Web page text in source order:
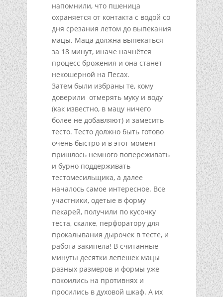
напомнили, что пшеница
охраняется от контакта с водой со
дня срезания летом до выпекания
мацы. Маца должна выпекаться
за 18 минут, иначе начнётся
процесс брожения и она станет
некошерной на Песах.
Затем были избраны те, кому
доверили отмерять муку и воду
(как известно, в мацу ничего
более не добавляют) и замесить
тесто. Тесто должно быть готово
очень быстро и в этот момент
пришлось немного попереживать
и бурно поддерживать
тестомесильщика, а далее
началось самое интересное. Все
участники, одетые в форму
пекарей, получили по кусочку
теста, скалке, перфоратору для
прокалывания дырочек в тесте, и
работа закипела! В считанные
минуты десятки лепешек мацы
разных размеров и формы уже
покоились на противнях и
просились в духовой шкаф. А их